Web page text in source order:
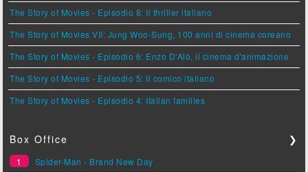
The Story of Movies - Episodio 8: Il thriller italiano
The Story of Movies VII: Jung Woo-Sung, 100 anni di cinema coreano
The Story of Movies - Episodio 6: Enzo D'Alò, il cinema d'animazione
The Story of Movies - Episodio 5: Il comico italiano
The Story of Movies - Episodio 4: Italian families
Box Office ❯
1
Spider-Man - Brand New Day